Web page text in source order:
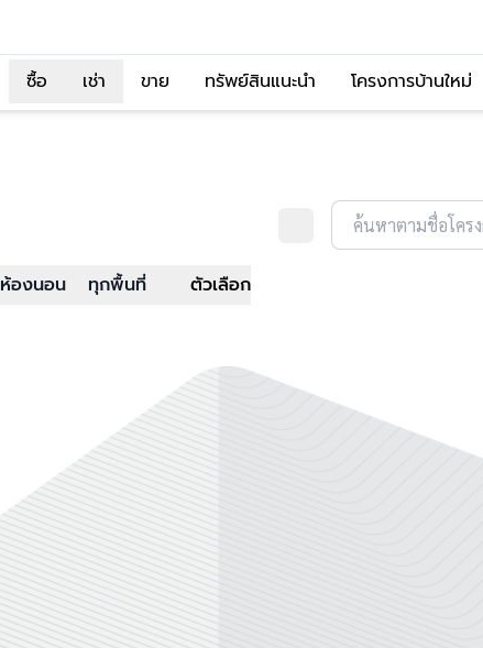
ซื้อ
เช่า ขาย ทรัพย์สินแนะนำ โครงการบ้านใหม่
ค้นหาตามชื่อโครง
ห้องนอน ทุกพื้นที่ ตัวเลือก